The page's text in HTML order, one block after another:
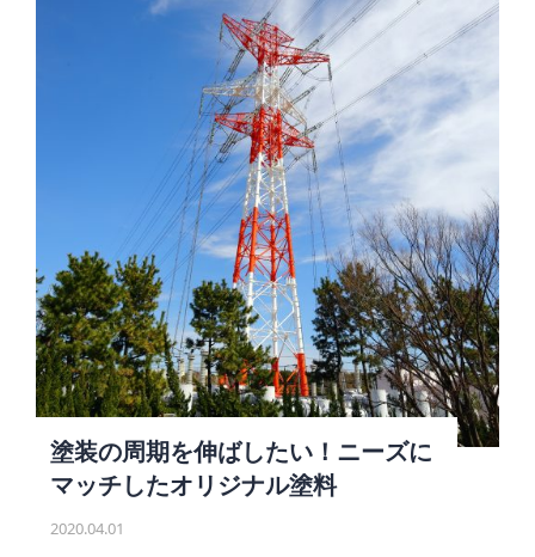
塗装の周期を伸ばしたい！ニーズに
マッチしたオリジナル塗料
2020.04.01